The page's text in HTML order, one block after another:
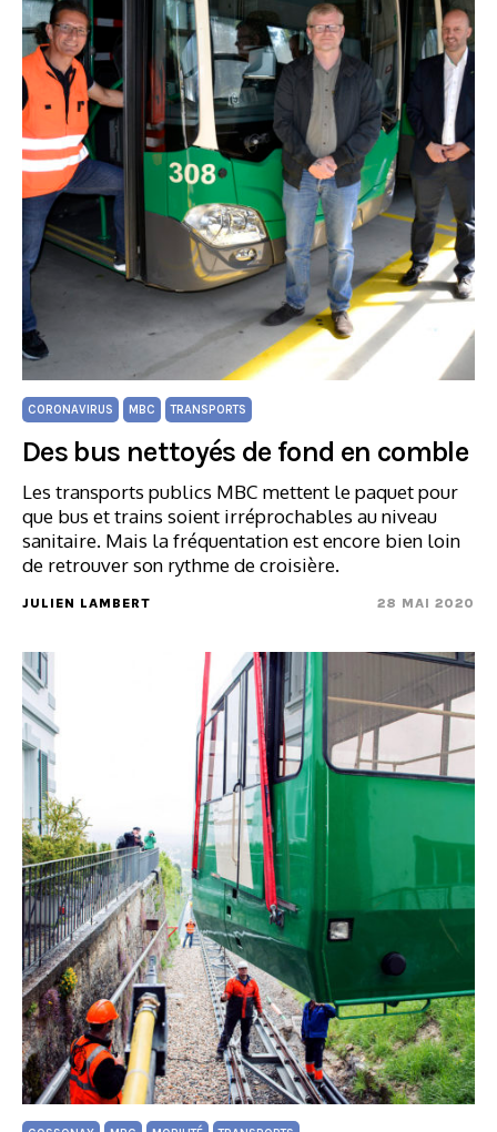
CORONAVIRUS MBC TRANSPORTS
Des bus nettoyés de fond en comble
Les transports publics MBC mettent le paquet pour
que bus et trains soient irréprochables au niveau
sanitaire. Mais la fréquentation est encore bien loin
de retrouver son rythme de croisière.
JULIEN LAMBERT 28 MAI 2020